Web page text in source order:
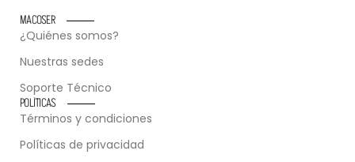
MACOSER
¿Quiénes somos?
Nuestras sedes
Soporte Técnico
POLÍTICAS
Términos y condiciones
Políticas de privacidad